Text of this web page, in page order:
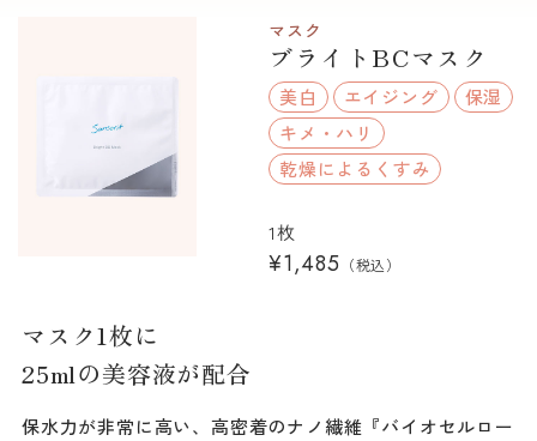
マスク
ブライトBCマスク
美白 エイジング
保湿
キメ・ハリ
乾燥によるくすみ
1枚
¥1,485 （税込）
マスク1枚に
25mlの美容液が配合
保水力が非常に高い、高密着のナノ繊維『バイオセルロー